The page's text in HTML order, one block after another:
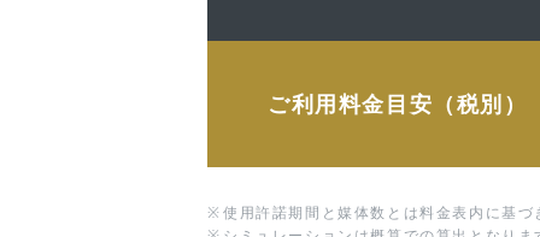
ご利用料金目安（税別）
※ 使用許諾期間と媒体数とは料金表内に基づ